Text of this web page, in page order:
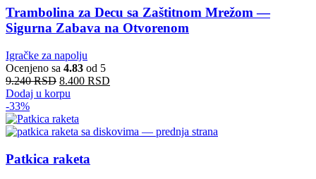
Trambolina za Decu sa Zaštitnom Mrežom —
Sigurna Zabava na Otvorenom
Igračke za napolju
Ocenjeno sa 4.83 od 5
9.240RSD 8.400 RSD
Dodaj u korpu
-33%
Patkica raketa